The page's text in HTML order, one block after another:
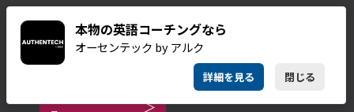
本物の英語コーチングなら
オーセンテック by アルク
詳細を見る 閉じる
NEWSLETTER
英語学習に役立つ最新記事や情報をお届けします。